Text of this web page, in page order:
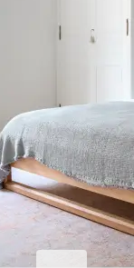
Sublimez
Wittering